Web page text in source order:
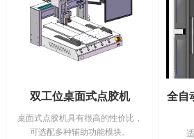
双工位桌面式点胶机
桌面式点胶机具有很高的性价比，
可选配多种辅助功能模块。
全自
适